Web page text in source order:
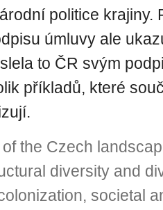
politice krajiny.
úmluvy ale
to ČR svým
příkladů, které
the Czech
di­ver­sity and
societal